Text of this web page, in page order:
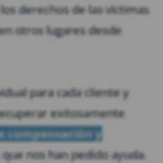
derechos de las víctimas
otros lugares desde
para cada cliente y
exitosamente
compensación y
nos han pedido ayuda.